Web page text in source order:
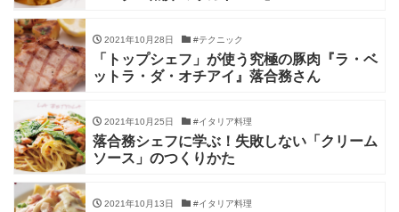
2021年10月28日 #テクニック
「トップシェフ」が使う究極の豚肉『ラ・ベ
ットラ・ダ・オチアイ』落合務さん
2021年10月25日 #イタリア料理
落合務シェフに学ぶ！失敗しない「クリーム
ソース」のつくりかた
2021年10月13日 #イタリア料理